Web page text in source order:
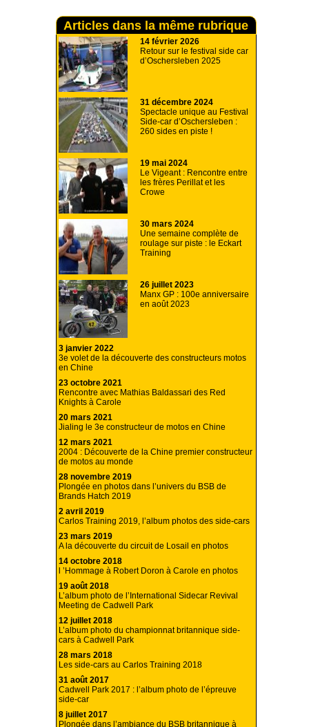
Articles dans la même rubrique
14 février 2026
Retour sur le festival side car
d’Oschersleben 2025
31 décembre 2024
Spectacle unique au Festival
Side-car d’Oschersleben :
260 sides en piste !
19 mai 2024
Le Vigeant : Rencontre entre
les frères Perillat et les
Crowe
30 mars 2024
Une semaine complète de
roulage sur piste : le Eckart
Training
26 juillet 2023
Manx GP : 100e anniversaire
en août 2023
3 janvier 2022
3e volet de la découverte des constructeurs motos
en Chine
23 octobre 2021
Rencontre avec Mathias Baldassari des Red
Knights à Carole
20 mars 2021
Jialing le 3e constructeur de motos en Chine
12 mars 2021
2004 : Découverte de la Chine premier constructeur
de motos au monde
28 novembre 2019
Plongée en photos dans l’univers du BSB de
Brands Hatch 2019
2 avril 2019
Carlos Training 2019, l’album photos des side-cars
23 mars 2019
A la découverte du circuit de Losail en photos
14 octobre 2018
l ’Hommage à Robert Doron à Carole en photos
19 août 2018
L’album photo de l’International Sidecar Revival
Meeting de Cadwell Park
12 juillet 2018
L’album photo du championnat britannique side-
cars à Cadwell Park
28 mars 2018
Les side-cars au Carlos Training 2018
31 août 2017
Cadwell Park 2017 : l’album photo de l’épreuve
side-car
8 juillet 2017
Plongée dans l’ambiance du BSB britannique à